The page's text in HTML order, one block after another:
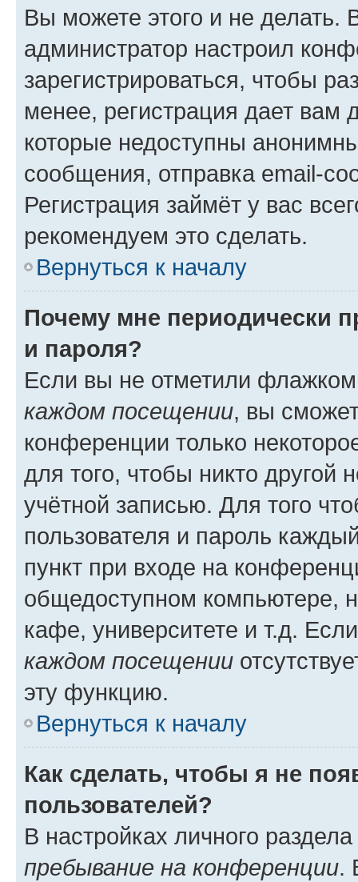
Вы можете этого и не делать.
администратор настроил
зарегистрироваться, чтобы
менее, регистрация дает вам
которые недоступны
сообщения, отправка email-
Регистрация займёт у вас
рекомендуем это сделать.
Вернуться к началу
Почему мне периодически
и пароля?
Если вы не отметили
каждом посещении, вы
конференции только
для того, чтобы никто другой
учётной записью. Для того
пользователя и пароль
пункт при входе на
общедоступном компьютере,
кафе, университете и т.д.
каждом посещении
эту функцию.
Вернуться к началу
Как сделать, чтобы я не
пользователей?
В настройках личного
пребывание на конференции.